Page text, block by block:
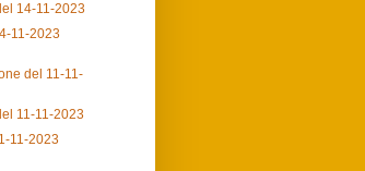
14-11-2023
11-2023
del 11-11-
11-11-2023
11-2023